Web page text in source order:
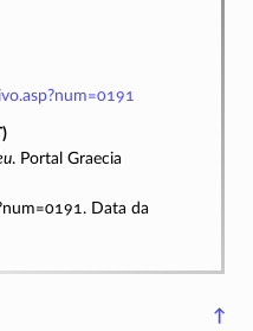
. Portal Graecia
Data da
↑